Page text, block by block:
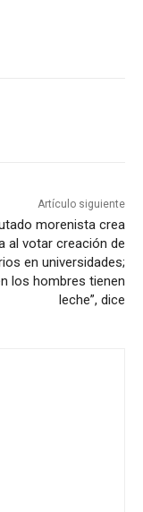
Artículo siguiente
morenista crea
al votar creación de
en universidades;
los hombres tienen
leche”, dice